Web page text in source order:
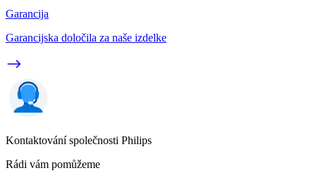
Garancija
Garancijska določila za naše izdelke
Kontaktování společnosti Philips
Rádi vám pomůžeme